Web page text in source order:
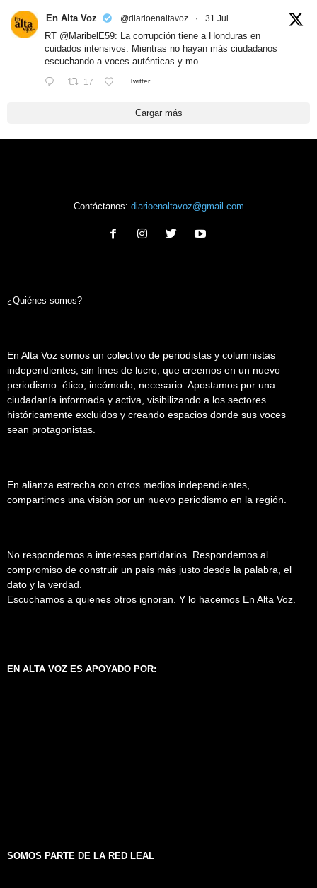
En Alta Voz @diarioenaltavoz · 31 Jul
RT @MaribelE59: La corrupción tiene a Honduras en
cuidados intensivos. Mientras no hayan más ciudadanos
escuchando a voces auténticas y mo…
17 Twitter
Cargar más
Contáctanos: diarioenaltavoz@gmail.com
¿Quiénes somos?
En Alta Voz somos un colectivo de periodistas y columnistas
independientes, sin fines de lucro, que creemos en un nuevo
periodismo: ético, incómodo, necesario. Apostamos por una
ciudadanía informada y activa, visibilizando a los sectores
históricamente excluidos y creando espacios donde sus voces
sean protagonistas.
En alianza estrecha con otros medios independientes,
compartimos una visión por un nuevo periodismo en la región.
No respondemos a intereses partidarios. Respondemos al
compromiso de construir un país más justo desde la palabra, el
dato y la verdad.
Escuchamos a quienes otros ignoran. Y lo hacemos En Alta Voz.
EN ALTA VOZ ES APOYADO POR:
SOMOS PARTE DE LA RED LEAL